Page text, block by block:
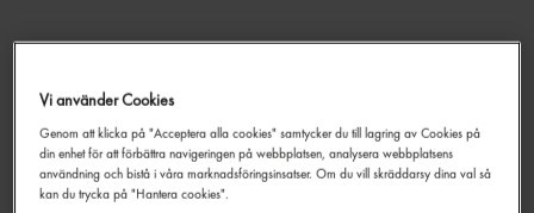
Delicatoboll Singelpack
Delicato58g
EAN:
Vi använder Cookies
Genom att klicka på "Acceptera alla cookies" samtycker du till lagring av Cookies på
din enhet för att förbättra navigeringen på webbplatsen, analysera webbplatsens
användning och bistå i våra marknadsföringsinsatser. Om du vill skräddarsy dina val så
kan du trycka på "Hantera cookies".